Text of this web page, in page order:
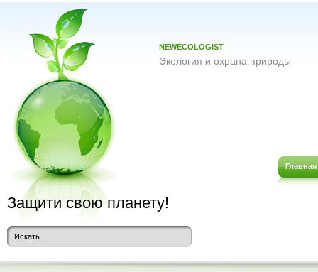
NEWECOLOGIST
Экология и охрана природы
Главная
Защити свою планету!